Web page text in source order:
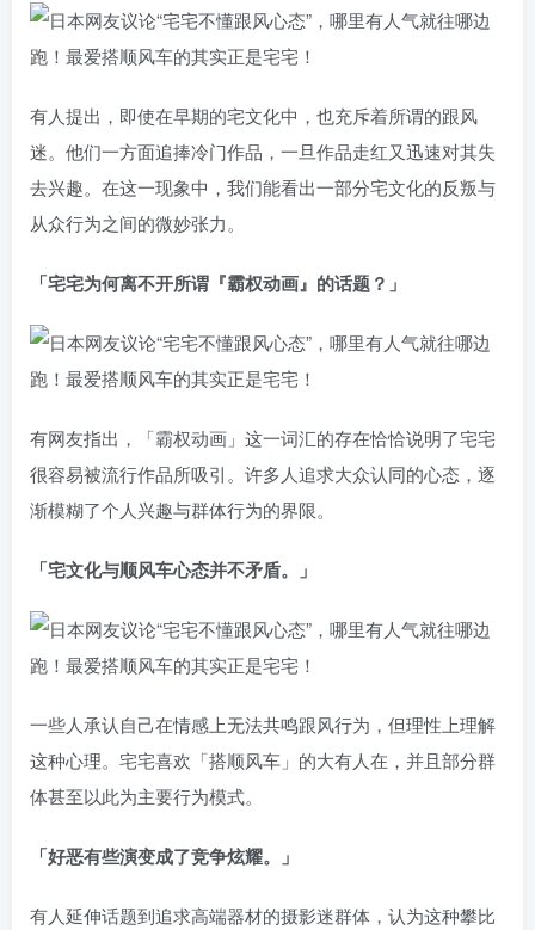
有人提出，即使在早期的宅文化中，也充斥着所谓的跟风
迷。他们一方面追捧冷门作品，一旦作品走红又迅速对其失
去兴趣。在这一现象中，我们能看出一部分宅文化的反叛与
从众行为之间的微妙张力。
「宅宅为何离不开所谓『霸权动画』的话题？」
有网友指出，「霸权动画」这一词汇的存在恰恰说明了宅宅
很容易被流行作品所吸引。许多人追求大众认同的心态，逐
渐模糊了个人兴趣与群体行为的界限。
「宅文化与顺风车心态并不矛盾。」
一些人承认自己在情感上无法共鸣跟风行为，但理性上理解
这种心理。宅宅喜欢「搭顺风车」的大有人在，并且部分群
体甚至以此为主要行为模式。
「好恶有些演变成了竞争炫耀。」
有人延伸话题到追求高端器材的摄影迷群体，认为这种攀比